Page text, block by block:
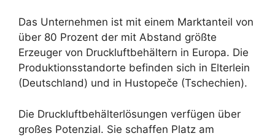
Das Unternehmen ist mit einem Marktanteil von
über 80 Prozent der mit Abstand größte
Erzeuger von Druckluftbehältern in Europa. Die
Produktionsstandorte befinden sich in Elterlein
(Deutschland) und in Hustopeče (Tschechien).
Die Druckluftbehälterlösungen verfügen über
großes Potenzial. Sie schaffen Platz am